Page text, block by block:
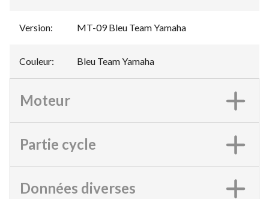
Version: MT-09 Bleu Team Yamaha
Couleur: Bleu Team Yamaha
Moteur
Partie cycle
Données diverses